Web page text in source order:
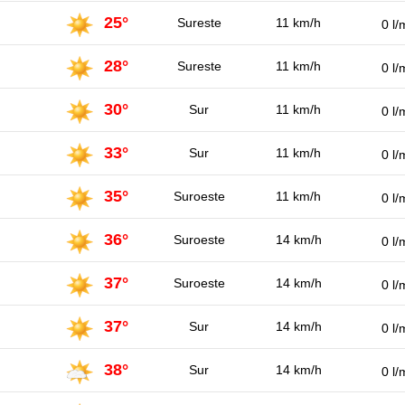
25° Sureste 11 km/h 0 l/
28° Sureste 11 km/h 0 l/
30° Sur 11 km/h 0 l/
33° Sur 11 km/h 0 l/
35° Suroeste 11 km/h 0 l/
36° Suroeste 14 km/h 0 l/
37° Suroeste 14 km/h 0 l/
37° Sur 14 km/h 0 l/
38° Sur 14 km/h 0 l/